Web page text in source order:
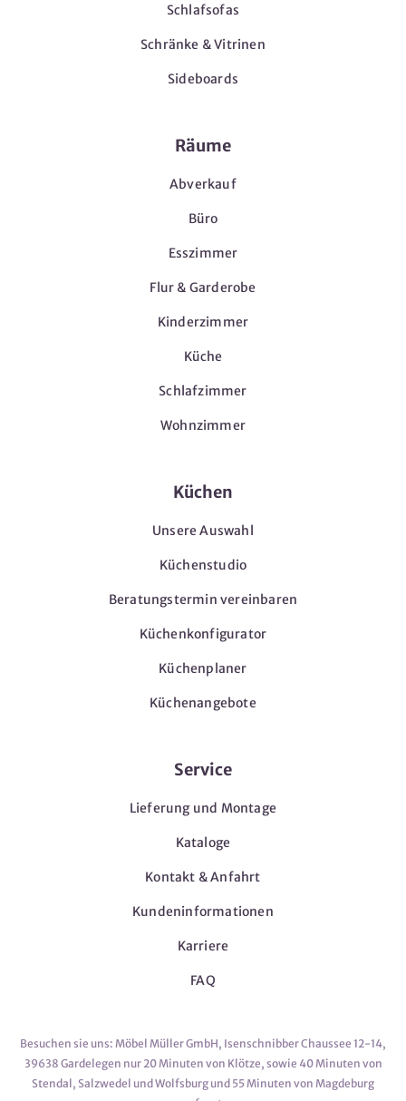
Schlafsofas
Schränke & Vitrinen
Sideboards
Räume
Abverkauf
Büro
Esszimmer
Flur & Garderobe
Kinderzimmer
Küche
Schlafzimmer
Wohnzimmer
Küchen
Unsere Auswahl
Küchenstudio
Beratungstermin vereinbaren
Küchenkonfigurator
Küchenplaner
Küchenangebote
Service
Lieferung und Montage
Kataloge
Kontakt & Anfahrt
Kundeninformationen
Karriere
FAQ
Besuchen sie uns: Möbel Müller GmbH, Isenschnibber Chaussee 12-14,
39638 Gardelegen nur 20 Minuten von Klötze, sowie 40 Minuten von
Stendal, Salzwedel und Wolfsburg und 55 Minuten von Magdeburg